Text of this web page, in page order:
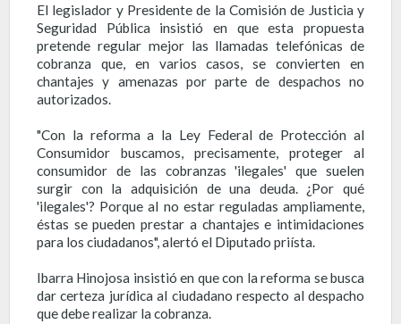
El legislador y Presidente de la Comisión de Justicia y
Seguridad Pública insistió en que esta propuesta
pretende regular mejor las llamadas telefónicas de
cobranza que, en varios casos, se convierten en
chantajes y amenazas por parte de despachos no
autorizados.
"Con la reforma a la Ley Federal de Protección al
Consumidor buscamos, precisamente, proteger al
consumidor de las cobranzas 'ilegales' que suelen
surgir con la adquisición de una deuda. ¿Por qué
'ilegales'? Porque al no estar reguladas ampliamente,
éstas se pueden prestar a chantajes e intimidaciones
para los ciudadanos", alertó el Diputado priísta.
Ibarra Hinojosa insistió en que con la reforma se busca
dar certeza jurídica al ciudadano respecto al despacho
que debe realizar la cobranza.